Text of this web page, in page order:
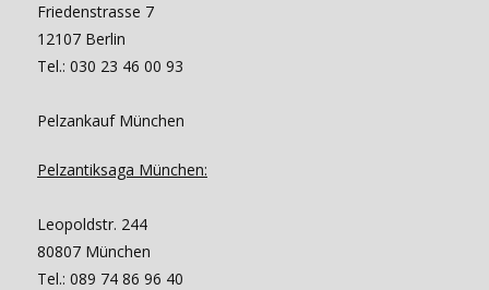
Friedenstrasse 7
12107 Berlin
Tel.: 030 23 46 00 93
Pelzankauf München
Pelzantiksaga München:
Leopoldstr. 244
80807 München
Tel.: 089 74 86 96 40